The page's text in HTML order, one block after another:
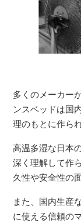
多くのメーカー
ンスベッドは国
理のもとに作ら
高温多湿な日本
深く理解して作
久性や安全性の
また、国内生産
に使える信頼の